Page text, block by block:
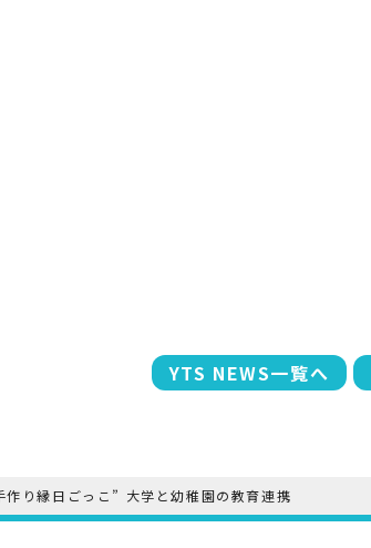
YTS NEWS一覧へ
作り縁日ごっこ” 大学と幼稚園の教育連携